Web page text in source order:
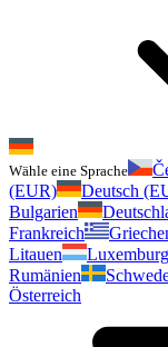
Wähle eine Sprache
(EUR)
Deutsch
Bulgarien
Frankreich
Litauen
Luxemburg
Rumänien
Österreich